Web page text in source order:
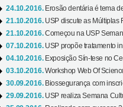
24.10.2016. Erosão dentária é tema
21.10.2016. USP discute as Múltiplas
21.10.2016.Começou na USP
07.10.2016. USP propõe tratamento
04.10.2016. Exposição Sín-tese no
03.10.2016.Workshop Web Of
30.09.2016. Biossegurança com
29.09.2016. USP realiza Semana